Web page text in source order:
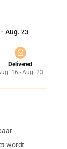
Aug. 23
Delivered
16 - Aug. 23
wordt